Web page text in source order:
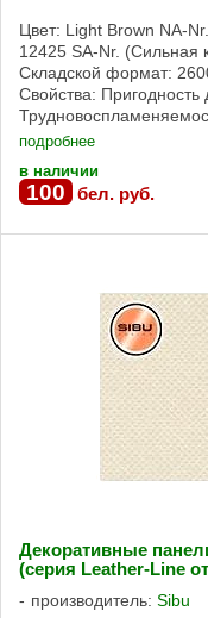
Цвет: Light Brown NA-
12425 SA-Nr. (Сильная
Складской формат:
Свойства:
пригодность для
подробнее
в наличии
100 бел. руб.
Декоративные
(серия Leather-Line
производитель: Sibu